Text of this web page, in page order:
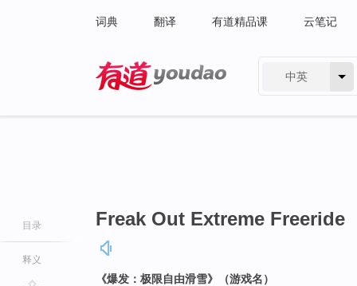
词典 翻译 有道精品课 云笔记
中英
目录
释义
Freak Out Extreme Freeride
《爆发：极限自由滑雪》（游戏名）